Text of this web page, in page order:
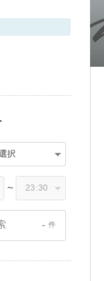
択
〜
- 件